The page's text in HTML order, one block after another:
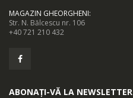
MAGAZIN GHEORGHENI:
Str. N. Bălcescu nr. 106
+40 721 210 432
ABONAȚI-VĂ LA NEWSLETTER